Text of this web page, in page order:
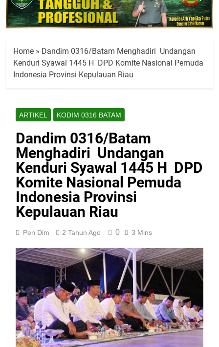
Home » Dandim 0316/Batam Menghadiri Undangan
Kenduri Syawal 1445 H DPD Komite Nasional Pemuda
Indonesia Provinsi Kepulauan Riau
ARTIKEL KODIM 0316 BATAM
Dandim 0316/Batam
Menghadiri Undangan
Kenduri Syawal 1445 H DPD
Komite Nasional Pemuda
Indonesia Provinsi
Kepulauan Riau
Pen Dim 2 Tahun Ago 0 3 Mins